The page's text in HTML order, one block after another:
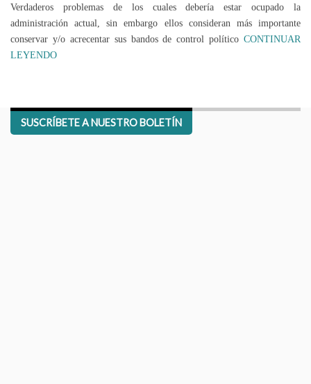
Verdaderos problemas de los cuales debería estar ocupado la
administración actual, sin embargo ellos consideran más importante
conservar y/o acrecentar sus bandos de control político CONTINUAR
LEYENDO
SUSCRÍBETE A NUESTRO BOLETÍN